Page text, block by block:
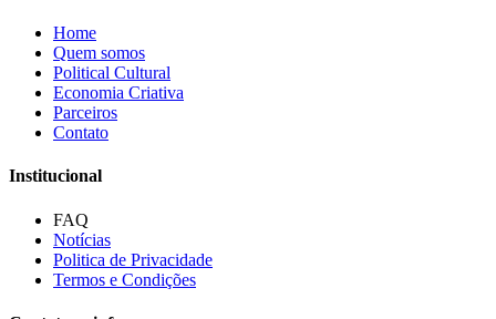
Home
Quem somos
Political Cultural
Economia Criativa
Parceiros
Contato
Institucional
FAQ
Notícias
Politica de Privacidade
Termos e Condições